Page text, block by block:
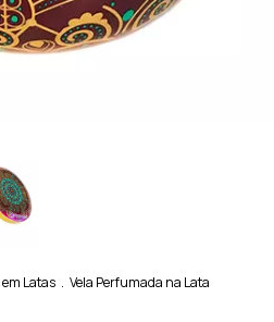
em Latas . Vela Perfumada na Lata